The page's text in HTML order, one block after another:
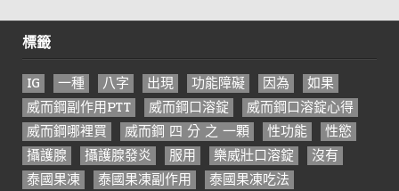
標籤
IG 一種 八字 出現 功能障礙 因為
如果
威而鋼副作用PTT
威而鋼口溶錠
威而鋼口溶錠心得
威而鋼哪裡買
威而鋼 四 分 之 一顆 性功能
性慾
攝護腺
攝護腺發炎 服用 樂威壯口溶錠
沒有
泰國果凍
泰國果凍副作用
泰國果凍吃法